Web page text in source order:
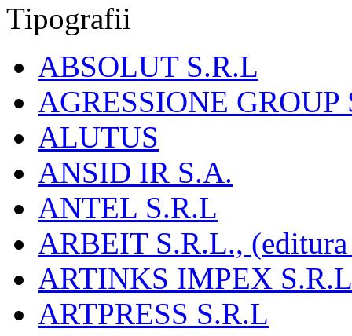
Tipografii
ABSOLUT S.R.L
AGRESSIONE GROUP
ALUTUS
ANSID IR S.A.
ANTEL S.R.L
ARBEIT S.R.L.,
ARTINKS IMPEX
ARTPRESS S.R.L